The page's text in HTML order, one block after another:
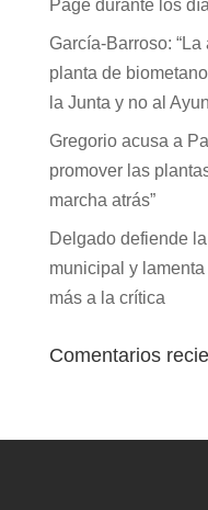
Page durante los
García-Barroso:
planta de
la Junta y no al
Gregorio acusa a
promover las
marcha atrás”
Delgado defiende
municipal y
más a la crítica
Comentarios